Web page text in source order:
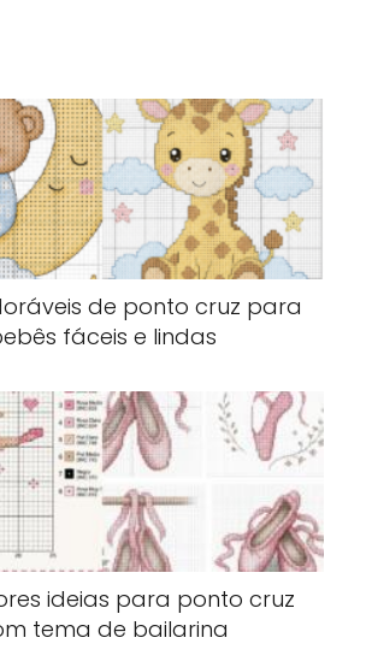
de ponto cruz para
fáceis e lindas
ideias para ponto cruz
tema de bailarina